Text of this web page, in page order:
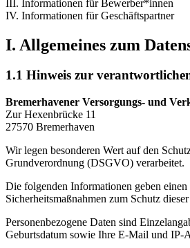
III. Informationen für Bewerber*innen
IV. Informationen für Geschäftspartner
I. Allgemeines zum
1.1 Hinweis zur
Bremerhavener Versorgungs- und
Zur Hexenbrücke 11
27570 Bremerhaven
Wir legen besonderen Wert auf den
Grundverordnung (DSGVO) verarbeitet.
Die folgenden Informationen geben
Sicherheitsmaßnahmen zum Schutz
Personenbezogene Daten sind
Geburtsdatum sowie Ihre E-Mail und IP-